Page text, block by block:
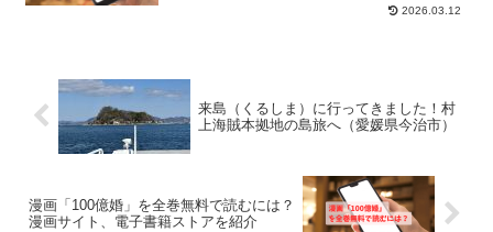
2026.03.12
来島（くるしま）に行ってきました！村
上海賊本拠地の島旅へ（愛媛県今治市）
漫画「100億婚」を全巻無料で読むには？
漫画サイト、電子書籍ストアを紹介